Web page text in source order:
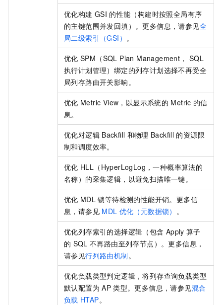
优化构建 GSI 的性能（构建时按照全局有序
的主键范围并发回填）。更多信息，请参见全
局二级索引（GSI） 。
优化 SPM（SQL Plan Management， SQL
执行计划管理）绑定的列存计划选择不再受全
局列存路由开关影响。
优化 Metric View，以显示系统的 Metric 的信
息。
优化对逻辑 Backfill 和物理 Backfill 的资源限
制和调度效率。
优化 HLL（HyperLogLog，一种概率算法的
名称）的采集逻辑，以避免扫描唯一键。
优化 MDL 锁等待检测的性能开销。更多信
息，请参见 MDL 优化（元数据锁） 。
优化列存索引的选择逻辑（包含 Apply 算子
的 SQL 不再路由至列存节点）。更多信息，
请参见行列路由机制。
优化负载类型判定逻辑，将列存查询负载类型
默认配置为 AP 类型。更多信息，请参见混合
负载 HTAP。